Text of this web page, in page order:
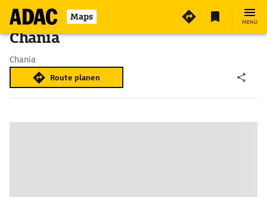
Maps MENÜ
Chania
Chania
Route planen